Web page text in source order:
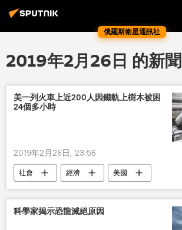
俄羅斯衛星通訊社
2019年2月26日 的新聞
美一列火車上近200人因鐵軌上樹木被困
24個多小時
2019年2月26日, 23:56
社會 經濟 美國
科學家揭示恐龍滅絕原因